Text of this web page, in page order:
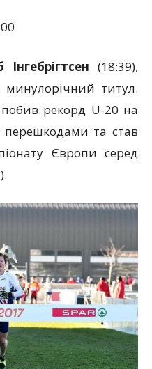
Інгебрігтсен (18:39),
титул.
рекорд U-20 на
перешкодами та став
Європи серед